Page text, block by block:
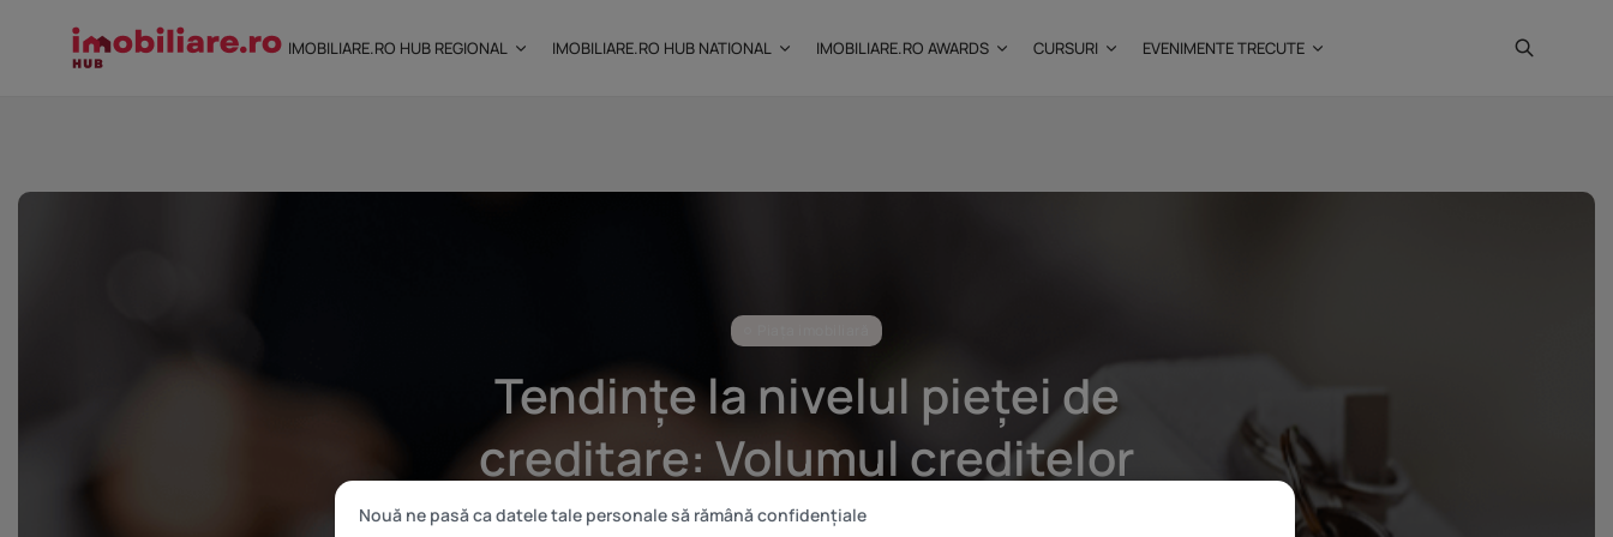
IMOBILIARE.RO HUB REGIONAL IMOBILIARE.RO HUB NATIONAL IMOBILIARE.RO AWARDS CURSURI EVENIMENTE TRECUTE
9 Min
Tendințe la nivelul pieței de
creditare: Volumul creditelor
ipotecare în lei crește
Nouă ne pasă ca datele tale personale să rămână confidențiale